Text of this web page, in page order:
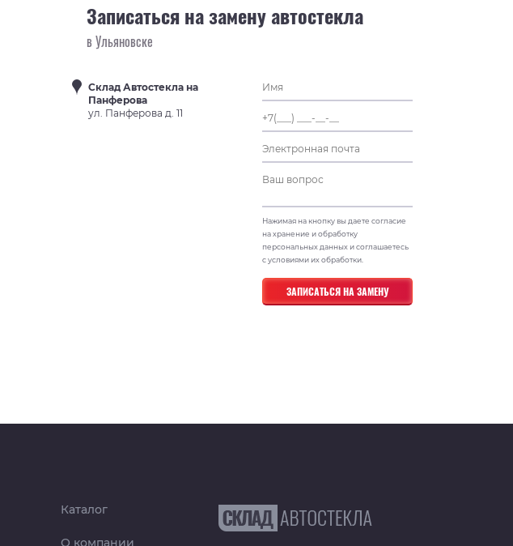
Записаться на замену автостекла
в Ульяновске
Склад Автостекла на
Панферова
ул. Панферова д. 11
Нажимая на кнопку вы даете согласие
на хранение и обработку
персональных данных и соглашаетесь
с условиями их обработки.
Каталог
О компании